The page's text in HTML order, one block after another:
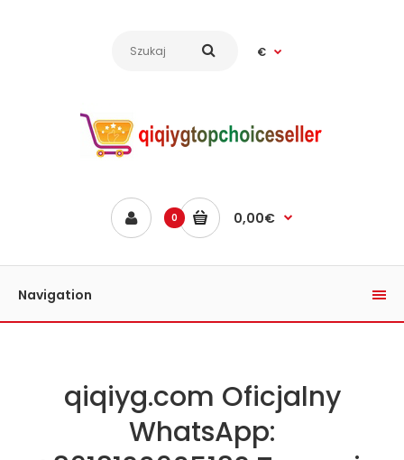
€
0 0,00€
Navigation
qiqiyg.com Oficjalny
WhatsApp: